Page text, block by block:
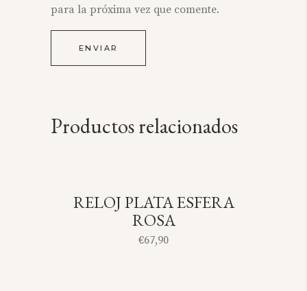
para la próxima vez que comente.
Productos relacionados
SOLD
RELOJ PLATA ESFERA
ROSA
€67,90